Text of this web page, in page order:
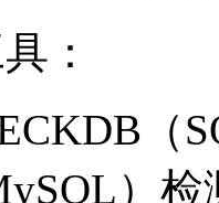
：
（
）